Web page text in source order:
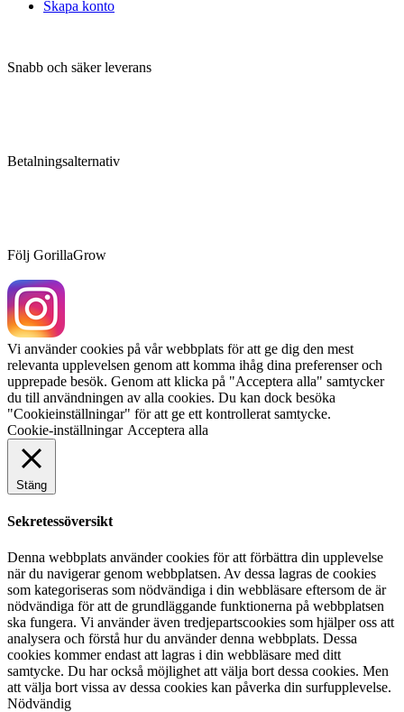
Skapa konto
Snabb och säker leverans
Betalningsalternativ
Följ GorillaGrow
Vi använder cookies på vår webbplats för att ge dig den mest
relevanta upplevelsen genom att komma ihåg dina preferenser och
upprepade besök. Genom att klicka på "Acceptera alla" samtycker
du till användningen av alla cookies. Du kan dock besöka
"Cookieinställningar" för att ge ett kontrollerat samtycke.
Cookie-inställningar Acceptera alla
Stäng
Sekretessöversikt
Denna webbplats använder cookies för att förbättra din upplevelse
när du navigerar genom webbplatsen. Av dessa lagras de cookies
som kategoriseras som nödvändiga i din webbläsare eftersom de är
nödvändiga för att de grundläggande funktionerna på webbplatsen
ska fungera. Vi använder även tredjepartscookies som hjälper oss att
analysera och förstå hur du använder denna webbplats. Dessa
cookies kommer endast att lagras i din webbläsare med ditt
samtycke. Du har också möjlighet att välja bort dessa cookies. Men
att välja bort vissa av dessa cookies kan påverka din surfupplevelse.
Nödvändig